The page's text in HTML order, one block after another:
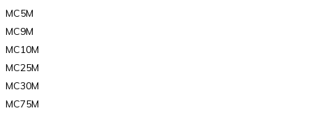
MC5M
MC9M
MC10M
MC25M
MC30M
MC75M